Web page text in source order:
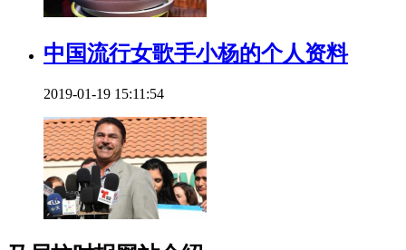
中国流行女歌手小杨的个人资料
2019-01-19 15:11:54